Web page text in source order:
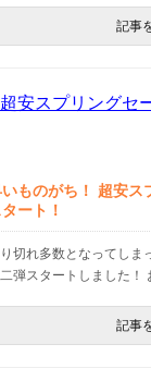
記事
ものがち！ 超安ス
タート！
切れ多数となってしま
弾スタートしました！
記事